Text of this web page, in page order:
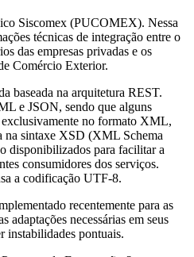
Siscomex (PUCOMEX). Nessa
técnicas de integração entre o
das empresas privadas e os
Comércio Exterior.
baseada na arquitetura REST.
e JSON, sendo que alguns
no formato XML,
na sintaxe XSD (XML Schema
disponibilizados para facilitar a
consumidores dos serviços.
a codificação UTF-8.
recentemente para as
adaptações necessárias em seus
instabilidades pontuais.